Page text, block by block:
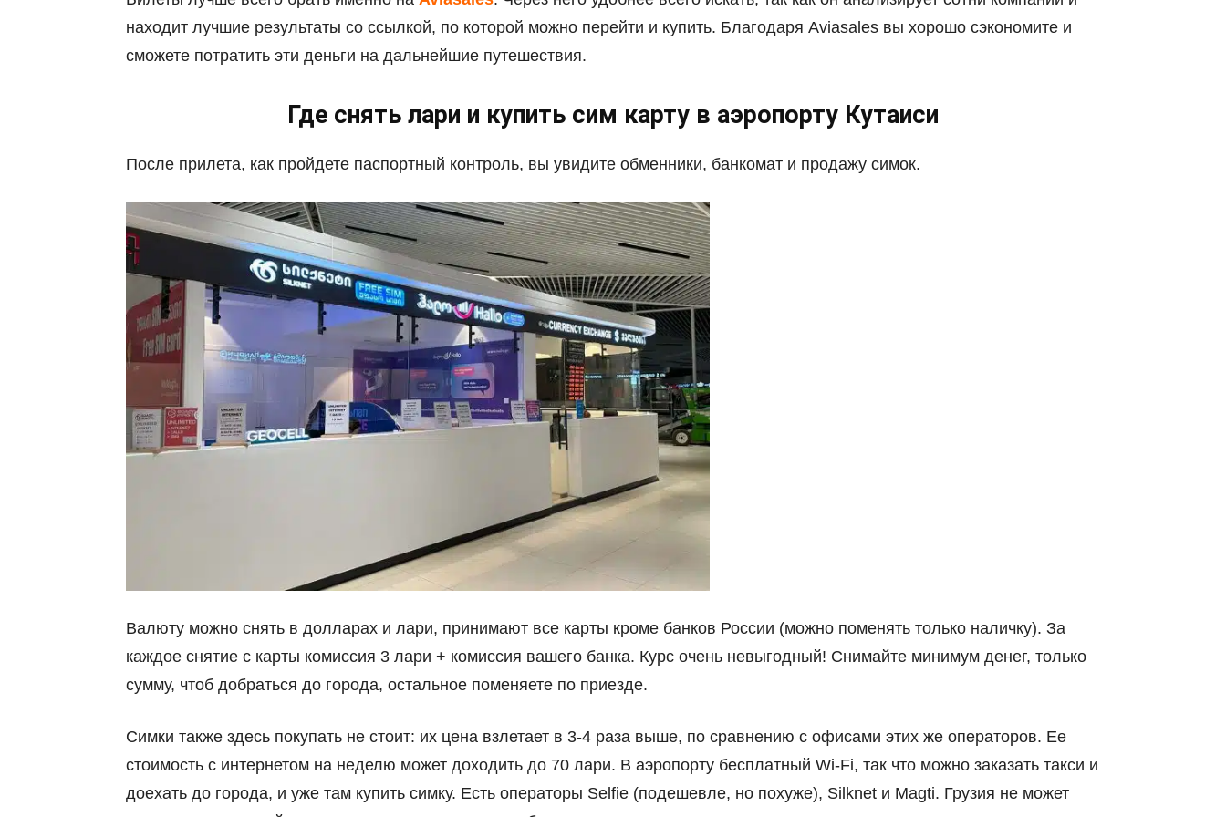
находит лучшие результаты со ссылкой, по которой можно перейти и купить. Благодаря Aviasales вы хорошо сэкономите и
сможете потратить эти деньги на дальнейшие путешествия.
Где снять лари и купить сим карту в аэропорту Кутаиси
После прилета, как пройдете паспортный контроль, вы увидите обменники, банкомат и продажу симок.
Валюту можно снять в долларах и лари, принимают все карты кроме банков России (можно поменять только наличку). За
каждое снятие с карты комиссия 3 лари + комиссия вашего банка. Курс очень невыгодный! Снимайте минимум денег, только
сумму, чтоб добраться до города, остальное поменяете по приезде.
Симки также здесь покупать не стоит: их цена взлетает в 3-4 раза выше, по сравнению с офисами этих же операторов. Ее
стоимость с интернетом на неделю может доходить до 70 лари. В аэропорту бесплатный Wi-Fi, так что можно заказать такси и
доехать до города, и уже там купить симку. Есть операторы Selfie (подешевле, но похуже), Silknet и Magti. Грузия не может